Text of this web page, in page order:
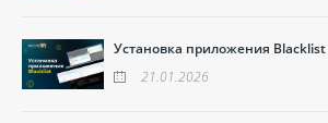
Установка приложения Blacklist
21.01.2026